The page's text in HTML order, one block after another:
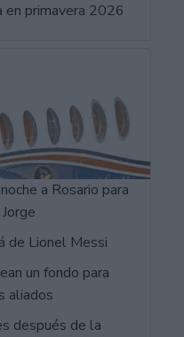
en primavera 2026
a Rosario para
de Lionel Messi
un fondo para
aliados
después de la